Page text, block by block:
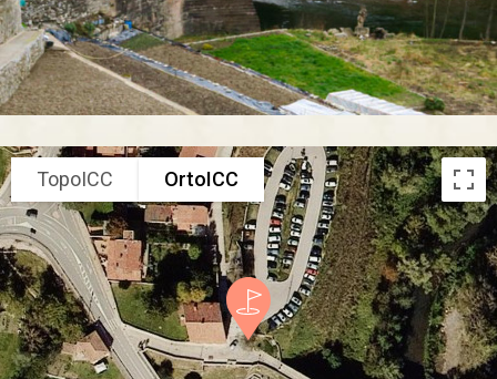
TopoICC OrtoICC